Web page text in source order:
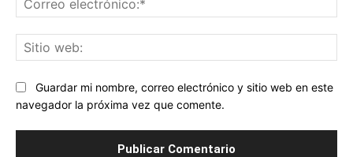
Guardar mi nombre, correo electrónico y sitio web en este
navegador la próxima vez que comente.